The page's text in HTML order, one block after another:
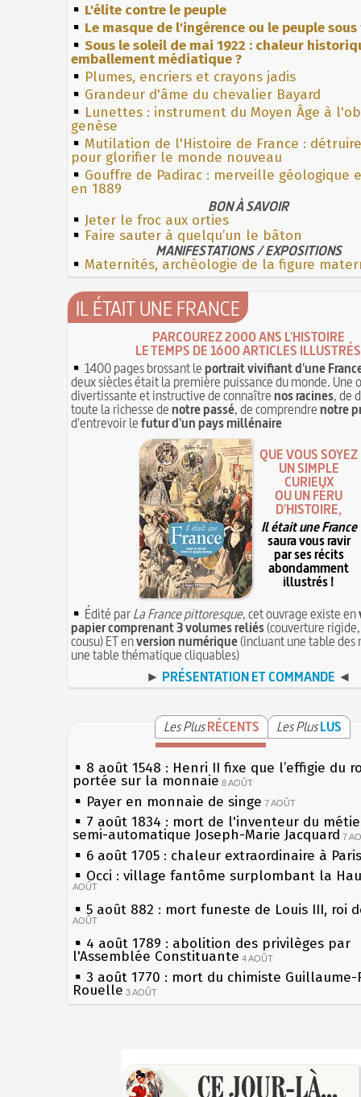
L'élite contre le peuple
Le masque de l'ingérence ou le peuple
Sous le soleil de mai 1922 : chaleur
emballement médiatique ?
Plumes, encriers et crayons jadis
Grandeur d'âme du chevalier Bayard
Lunettes : instrument du Moyen Âge à
genèse
Mutilation de l'Histoire de France :
pour glorifier le monde nouveau
Gouffre de Padirac : merveille géologique
en 1889
BON À SAVOIR
Jeter le froc aux orties
Faire sauter à quelqu’un le bâton
MANIFESTATIONS / EXPOSITIONS
Maternités, archéologie de la figure
IL ÉTAIT UNE FRANCE
PARCOUREZ 2000 ANS L'HISTOIRE
LE TEMPS DE 1600 ARTICLES ILLUSTRÉS
1400 pages brossant leportrait vivifiant d'une
deux siècles était la première puissance du monde. Une
divertissante et instructive de connaîtrenos racines, de
toute la richesse denotre passé, de comprendrenotre
d'entrevoir lefutur d'un pays millénaire
QUE VOUS SOYEZ
UN SIMPLE
CURIEUX
OU UN FÉRU
D'HISTOIRE,
Il était une France
saura vous ravir
par ses récits
abondamment
illustrés !
Édité parLa France pittoresque, cet ouvrage existe en
papier comprenant 3 volumes reliés(couverture
cousu) ET enversion numérique(incluant une table des
une table thématique cliquables)
► PRÉSENTATION ET COMMANDE ◄
Les PlusRÉCENTS Les PlusLUS
8 août 1548 : Henri II fixe que l’effigie du
portée sur la monnaie 8 AOÛT
Payer en monnaie de singe 7 AOÛT
7 août 1834 : mort de l'inventeur du
semi-automatique Joseph-Marie Jacquard 7
6 août 1705 : chaleur extraordinaire à Paris
Occi : village fantôme surplombant la
AOÛT
5 août 882 : mort funeste de Louis III, roi
AOÛT
4 août 1789 : abolition des privilèges par
l'Assemblée Constituante 4 AOÛT
3 août 1770 : mort du chimiste Guillaume-
Rouelle 3 AOÛT
Musée Jean de La Fontaine : réouverture
1er août 1589 : Henri III est poignardé à
par Jacques Clément, moine jacobin 1ER AOÛT
les siècles
27 mai 1610 : supplice de François